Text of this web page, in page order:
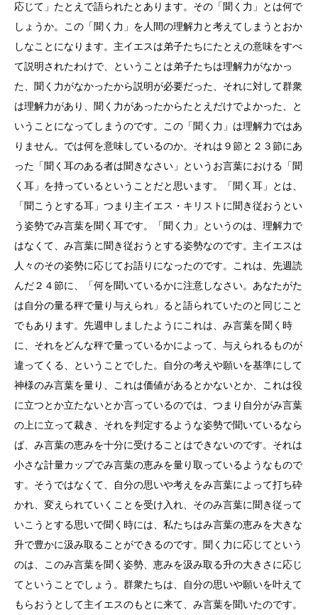
応じて」たとえで語られたとあります。その「聞く力」とは何で
しょうか。この「聞く力」を人間の理解力と考えてしまうとおか
しなことになります。主イエスは弟子たちにたとえの意味をすべ
て説明されたわけで、ということは弟子たちは理解力がなかっ
た、聞く力がなかったから説明が必要だった、それに対して群衆
は理解力があり、聞く力があったからたとえだけでよかった、と
いうことになってしまうのです。この「聞く力」は理解力ではあ
りません。では何を意味しているのか。それは９節と２３節にあ
った「聞く耳のある者は聞きなさい」というお言葉における「聞
く耳」を持っているということだと思います。「聞く耳」とは、
「聞こうとする耳」つまり主イエス・キリストに聞き従おうとい
う姿勢でみ言葉を聞く耳です。「聞く力」というのは、理解力で
はなくて、み言葉に聞き従おうとする姿勢なのです。主イエスは
人々のその姿勢に応じてお語りになったのです。これは、先週読
んだ２４節に、「何を聞いているかに注意しなさい。あなたがた
は自分の量る秤で量り与えられ」ると語られていたのと同じこと
でもあります。先週申しましたようにこれは、み言葉を聞く時
に、それをどんな秤で量っているかによって、与えられるものが
違ってくる、ということでした。自分の考えや願いを基準にして
神様のみ言葉を量り、これは価値があるとかないとか、これは役
に立つとか立たないとか言っているのでは、つまり自分がみ言葉
の上に立って裁き、それを判定するような姿勢で聞いているなら
ば、み言葉の恵みを十分に受けることはできないのです。それは
小さな計量カップでみ言葉の恵みを量り取っているようなもので
す。そうではなくて、自分の思いや考えをみ言葉によって打ち砕
かれ、変えられていくことを受け入れ、そのみ言葉に聞き従って
いこうとする思いで聞く時には、私たちはみ言葉の恵みを大きな
升で豊かに汲み取ることができるのです。聞く力に応じてという
のは、このみ言葉を聞く姿勢、恵みを汲み取る升の大きさに応じ
てということでしょう。群衆たちは、自分の思いや願いを叶えて
もらおうとして主イエスのもとに来て、み言葉を聞いたのです。